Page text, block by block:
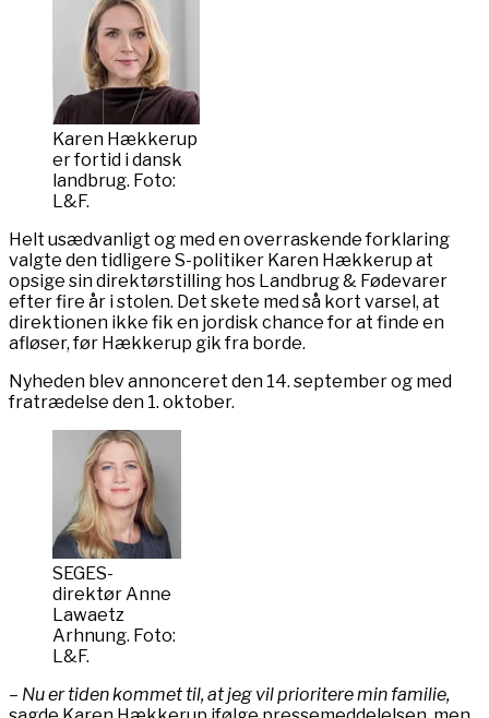
Karen Hækkerup
er fortid i dansk
landbrug. Foto:
L&F.
Helt usædvanligt og med en overraskende forklaring
valgte den tidligere S-politiker Karen Hækkerup at
opsige sin direktørstilling hos Landbrug & Fødevarer
efter fire år i stolen. Det skete med så kort varsel, at
direktionen ikke fik en jordisk chance for at finde en
afløser, før Hækkerup gik fra borde.
Nyheden blev annonceret den 14. september og med
fratrædelse den 1. oktober.
SEGES-
direktør Anne
Lawaetz
Arhnung. Foto:
L&F.
– Nu er tiden kommet til, at jeg vil prioritere min familie,